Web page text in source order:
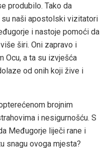
produbilo. Tako da
naši apostolski vizitatori
i nastoje pomoći da
širi. Oni zapravo i
Ocu, a ta su izvješća
od onih koji žive i
brojnim
i nesigurnošću. S
Međugorje liječi rane i
snagu ovoga mjesta?